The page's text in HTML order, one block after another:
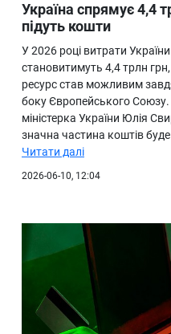
Україна спрямує 4,4
підуть кошти
У 2026 році витрати
становитимуть 4,4 трлн
ресурс став можливим
боку Європейського
міністерка України Юлія
значна частина коштів
Читати далі
2026-06-10, 12:04